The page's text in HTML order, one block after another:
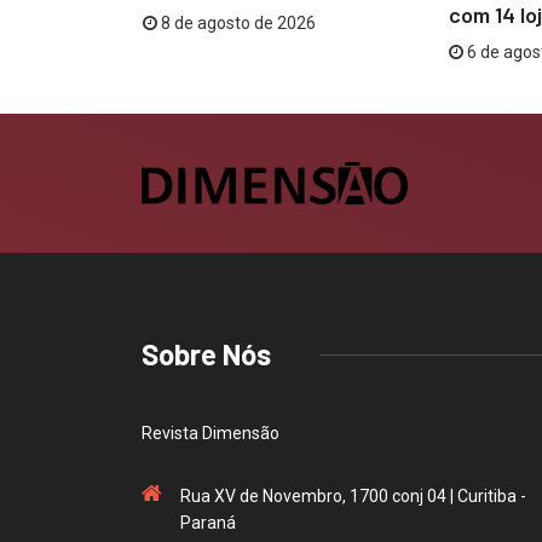
8 de agosto de 2026 com 14
6 de
Sobre Nós
Revista Dimensão
Rua XV de Novembro, 1700 conj 04 | Curitiba -
Paraná